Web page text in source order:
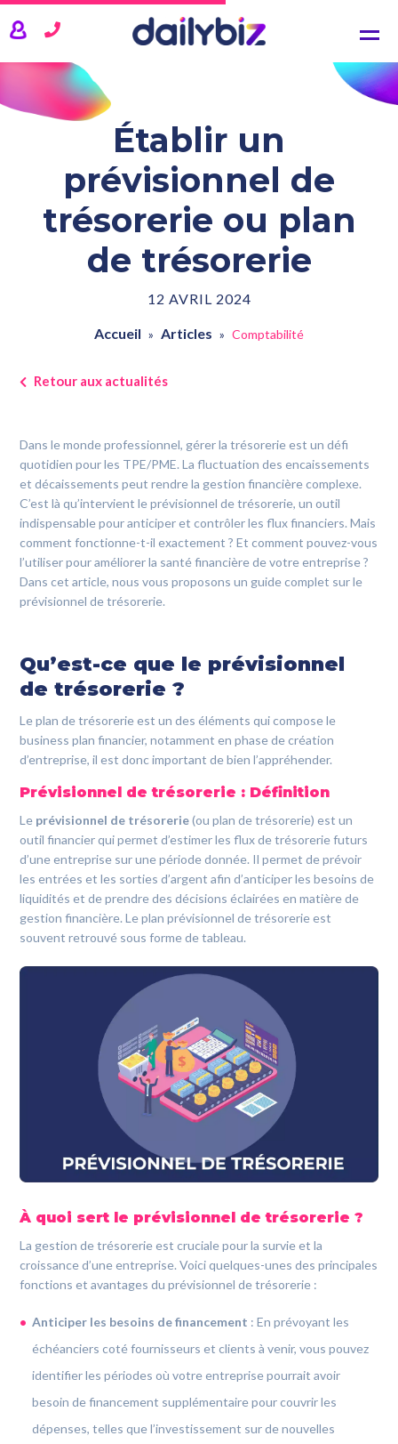
NOS SOLUTIONS
CRM
Gestion de projets
TARIFS
ACTUALITÉS
QUI SOMMES-NOUS ?
SE CONNECTER
0800 00 19 44
Établir un
prévisionnel de
trésorerie ou plan
de trésorerie
12 AVRIL 2024
Accueil » Articles » Comptabilité
Retour aux actualités
Dans le monde professionnel, gérer la trésorerie est un défi
quotidien pour les TPE/PME. La fluctuation des encaissements
et décaissements peut rendre la gestion financière complexe.
C’est là qu’intervient le prévisionnel de trésorerie, un outil
indispensable pour anticiper et contrôler les flux financiers. Mais
comment fonctionne-t-il exactement ? Et comment pouvez-vous
l’utiliser pour améliorer la santé financière de votre entreprise ?
Dans cet article, nous vous proposons un guide complet sur le
prévisionnel de trésorerie.
Qu’est-ce que le prévisionnel
de trésorerie ?
Le plan de trésorerie est un des éléments qui compose le
business plan financier, notamment en phase de création
d’entreprise, il est donc important de bien l’appréhender.
Prévisionnel de trésorerie : Définition
Le prévisionnel de trésorerie(ou plan de trésorerie) est un
outil financier qui permet d’estimer les flux de trésorerie futurs
d’une entreprise sur une période donnée. Il permet de prévoir
les entrées et les sorties d’argent afin d’anticiper les besoins de
liquidités et de prendre des décisions éclairées en matière de
gestion financière. Le plan prévisionnel de trésorerie est
souvent retrouvé sous forme de tableau.
À quoi sert le prévisionnel de trésorerie ?
La gestion de trésorerie est cruciale pour la survie et la
croissance d’une entreprise. Voici quelques-unes des principales
fonctions et avantages du prévisionnel de trésorerie :
Anticiper les besoins de financement : En prévoyant les
échéanciers coté fournisseurs et clients à venir, vous pouvez
identifier les périodes où votre entreprise pourrait avoir
besoin de financement supplémentaire pour couvrir les
dépenses, telles que l’investissement sur de nouvelles